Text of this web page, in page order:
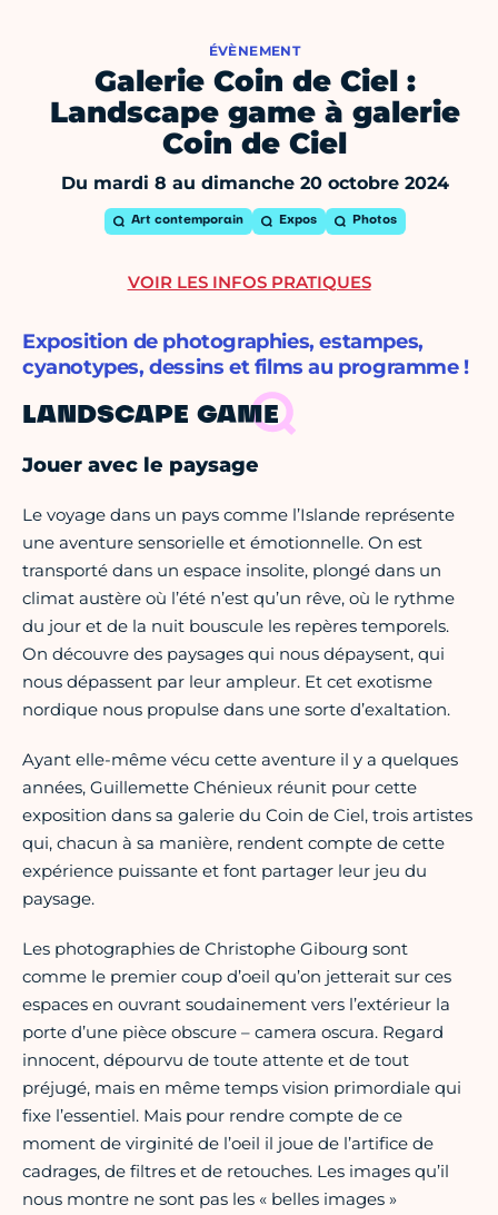
ÉVÈNEMENT
Galerie Coin de Ciel :
Landscape game à galerie
Coin de Ciel
Du mardi 8 au dimanche 20 octobre 2024
Art contemporain Expos Photos
Exposition de photographies, estampes,
cyanotypes, dessins et films au programme !
LANDSCAPE GAME
Jouer avec le paysage
Le voyage dans un pays comme l’Islande représente
une aventure sensorielle et émotionnelle. On est
transporté dans un espace insolite, plongé dans un
climat austère où l’été n’est qu’un rêve, où le rythme
du jour et de la nuit bouscule les repères temporels.
On découvre des paysages qui nous dépaysent, qui
nous dépassent par leur ampleur. Et cet exotisme
nordique nous propulse dans une sorte d’exaltation.
Ayant elle-même vécu cette aventure il y a quelques
années, Guillemette Chénieux réunit pour cette
exposition dans sa galerie du Coin de Ciel, trois artistes
qui, chacun à sa manière, rendent compte de cette
expérience puissante et font partager leur jeu du
paysage.
Les photographies de Christophe Gibourg sont
comme le premier coup d’oeil qu’on jetterait sur ces
espaces en ouvrant soudainement vers l’extérieur la
porte d’une pièce obscure – camera oscura. Regard
innocent, dépourvu de toute attente et de tout
préjugé, mais en même temps vision primordiale qui
fixe l’essentiel. Mais pour rendre compte de ce
moment de virginité de l’oeil il joue de l’artifice de
cadrages, de filtres et de retouches. Les images qu’il
nous montre ne sont pas les « belles images »
VOIR LES INFOS PRATIQUES